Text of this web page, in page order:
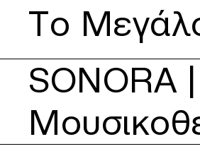
Το
SONORA |
Δείτε περισσότερα για SONORA |